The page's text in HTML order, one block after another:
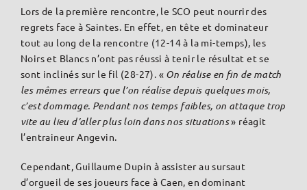
Lors de la première rencontre, le SCO peut nourrir des
regrets face à Saintes. En effet, en tête et dominateur
tout au long de la rencontre (12-14 à la mi-temps), les
Noirs et Blancs n’ont pas réussi à tenir le résultat et se
sont inclinés sur le fil (28-27). « On réalise en fin de match
les mêmes erreurs que l’on réalise depuis quelques mois,
c’est dommage. Pendant nos temps faibles, on attaque trop
vite au lieu d’aller plus loin dans nos situations» réagit
l’entraineur Angevin.
Cependant, Guillaume Dupin à assister au sursaut
d’orgueil de ses joueurs face à Caen, en dominant